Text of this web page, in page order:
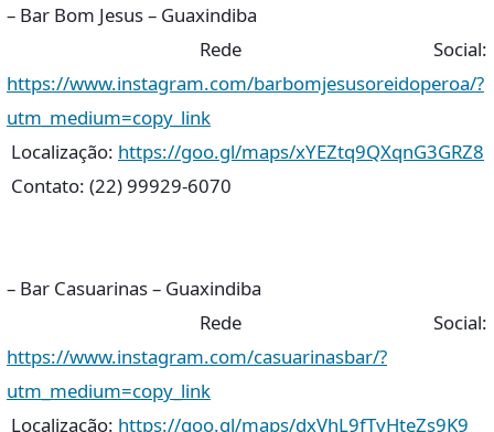
– Bar Bom Jesus – Guaxindiba
Rede Social:
https://www.instagram.com/barbomjesusoreidoperoa/?
utm_medium=copy_link
Localização: https://goo.gl/maps/xYEZtq9QXqnG3GRZ8
Contato: (22) 99929-6070
– Bar Casuarinas – Guaxindiba
Rede Social:
https://www.instagram.com/casuarinasbar/?
utm_medium=copy_link
Localização: https://goo.gl/maps/dxVhL9fTyHteZs9K9